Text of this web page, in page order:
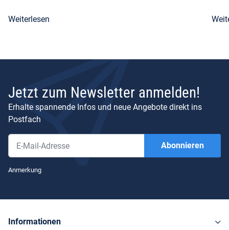
Weiterlesen
Jetzt zum Newsletter anmelden!
Erhalte spannende Infos und neue Angebote direkt ins
Postfach
Abonnieren
Anmerkung
Informationen